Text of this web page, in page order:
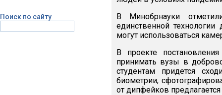
Поиск по сайту
В Минобрнауки
единственной
могут использоваться
В проекте
принимать вузы в
студентам придется
биометрии,
от дипфейков